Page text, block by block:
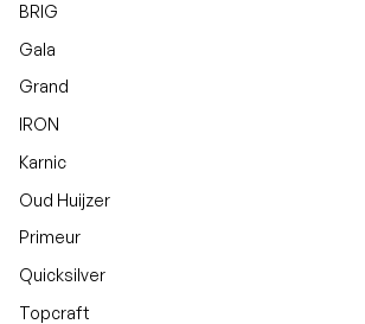
BRIG
Gala
Grand
IRON
Karnic
Oud Huijzer
Primeur
Quicksilver
Topcraft